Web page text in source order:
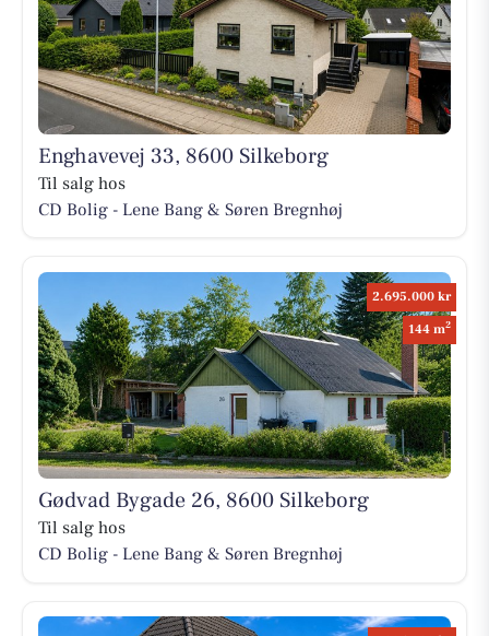
Enghavevej 33, 8600 Silkeborg
Til salg hos
CD Bolig - Lene Bang & Søren Bregnhøj
2.695.000 kr
144 m2
Gødvad Bygade 26, 8600 Silkeborg
Til salg hos
CD Bolig - Lene Bang & Søren Bregnhøj